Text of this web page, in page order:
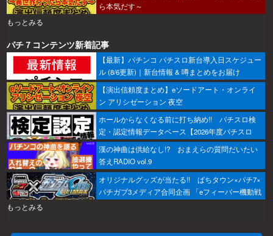
ら本気だす～
もっとみる
パチ７コンテンツ新着記事
【最新】パチンコ パチスロ新台導入日スケジュー
ル (8/6更新)｜新台情報 & 噂まとめをお届け
【演出信頼度まとめ】eソードアート・オンライ
ン アリシゼーション 夜空
ホールからなくなる前に打ち納め!! パチスロ検
定・認定情報データベース【2026年度パチスロ
版】
漢の神曲は供給なし!? おまえらの質問だいたい
答えRADIO vol.9
オリジナルグッズが当たる!! ぱちタウン×パチ7×
パチガブ3メディア合同企画 「eフィーバー機動戦
もっとみる